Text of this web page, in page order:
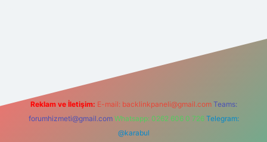
Reklam ve İletişim: E-mail: backlinkpaneli@gmail.com Teams:
forumhizmeti@gmail.com Whatsapp: 0262 606 0 726 Telegram:
@karabul